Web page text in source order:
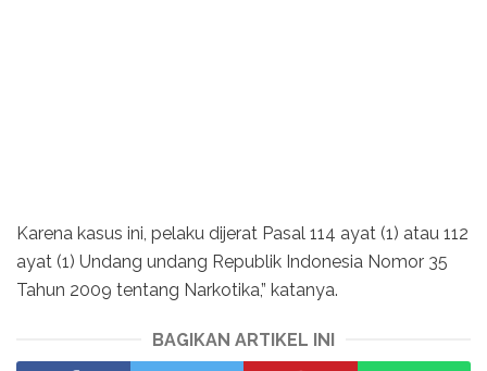
Karena kasus ini, pelaku dijerat Pasal 114 ayat (1) atau 112
ayat (1) Undang undang Republik Indonesia Nomor 35
Tahun 2009 tentang Narkotika,” katanya.
BAGIKAN ARTIKEL INI